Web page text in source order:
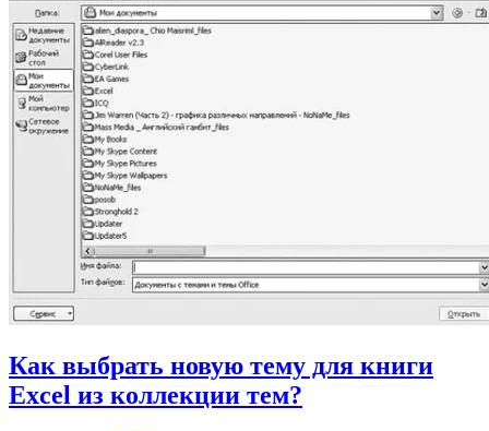
Как выбрать новую тему для книги
Excel из коллекции тем?